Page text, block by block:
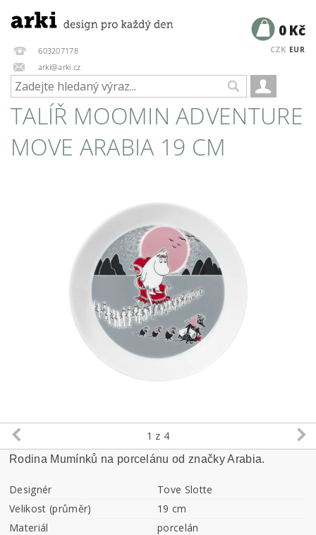
603207178
arki@arki.cz
CZK EUR
0 Kč
TALÍŘ MOOMIN ADVENTURE
MOVE ARABIA 19 CM
1 z 4
Rodina Mumínků na porcelánu od značky Arabia.
Designér
Tove Slotte
Velikost (průměr)
19 cm
Materiál
porcelán